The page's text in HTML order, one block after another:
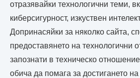
отразявайки технологични теми,
киберсигурност, изкуствен
Допринасяйки за няколко сайта,
предоставянето на технологични
запознати в техническо
обича да помага за достигането